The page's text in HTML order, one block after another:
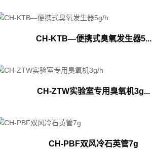
CH-KTB—便携式臭氧发生器5...
CH-ZTW实验室专用臭氧机3g...
CH-PBF双风冷石英管7g